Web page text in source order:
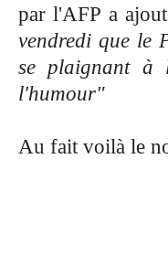
par l'AFP a
vendredi que le
se plaignant à
l'humour"
Au fait voilà le